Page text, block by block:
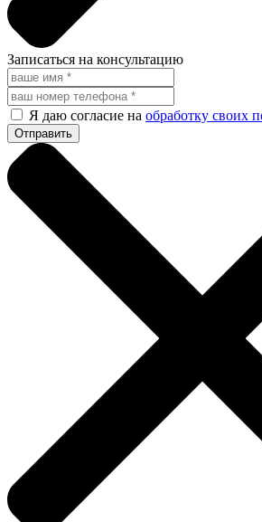
Записаться на консультацию
Я даю согласие на обработку своих